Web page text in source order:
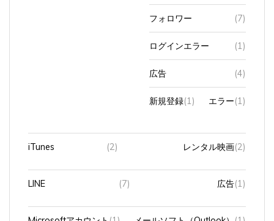
(7)
ログインエラー (1)
広告 (4)
新規登録 (1) (1)
iTunes (2) レンタル映画(2)
LINE (7) 広告 (1)
Microsoftアカウント (1) メールソフト（Outlook） (1)